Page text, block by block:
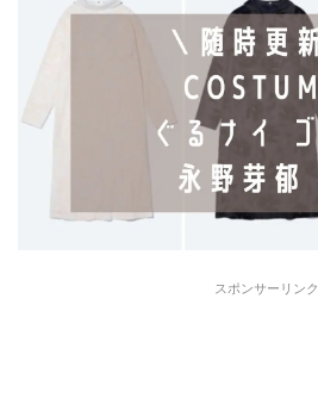
スポンサーリンク